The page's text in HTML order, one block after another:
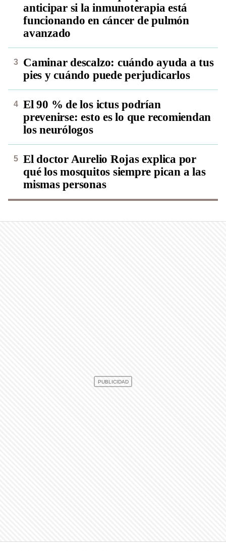
anticipar si la inmunoterapia está
funcionando en cáncer de pulmón
avanzado
Caminar descalzo: cuándo ayuda a tus
pies y cuándo puede perjudicarlos
El 90 % de los ictus podrían
prevenirse: esto es lo que recomiendan
los neurólogos
El doctor Aurelio Rojas explica por
qué los mosquitos siempre pican a las
mismas personas